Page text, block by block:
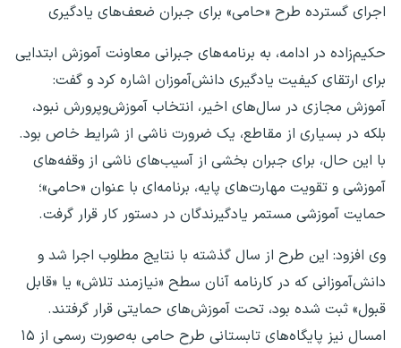
اجرای گسترده طرح «حامی» برای جبران ضعف‌های یادگیری
حکیم‌زاده در ادامه، به برنامه‌های جبرانی معاونت آموزش ابتدایی
برای ارتقای کیفیت یادگیری دانش‌آموزان اشاره کرد و گفت:
آموزش مجازی در سال‌های اخیر، انتخاب آموزش‌وپرورش نبود،
بلکه در بسیاری از مقاطع، یک ضرورت ناشی از شرایط خاص بود.
با این حال، برای جبران بخشی از آسیب‌های ناشی از وقفه‌های
آموزشی و تقویت مهارت‌های پایه، برنامه‌ای با عنوان «حامی»؛
حمایت آموزشی مستمر یادگیرندگان در دستور کار قرار گرفت.
وی افزود: این طرح از سال گذشته با نتایج مطلوب اجرا شد و
دانش‌آموزانی که در کارنامه آنان سطح «نیازمند تلاش» یا «قابل
قبول» ثبت شده بود، تحت آموزش‌های حمایتی قرار گرفتند.
امسال نیز پایگاه‌های تابستانی طرح حامی به‌صورت رسمی از ۱۵